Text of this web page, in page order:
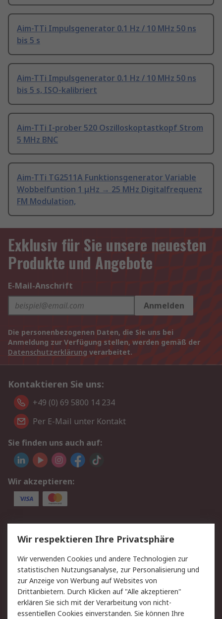
Aim-TTi Impulsgenerator 0.1 Hz / 10 MHz 50 ns
bis 5 s
Aim-TTi Impulsgenerator 0.1 Hz / 10 MHz 50 ns
bis 5 s, ISO-kalibriert
Aim-TTi I-prober 520 Oszilloskoptastkopf Strom
5 MHz BNC
Aim-TTi TG2511A Funktionsgenerator Variable
Wobbelfuntion 1 μHz → 25 MHz Digitalfrequenz
FM Modulation,
Exklusiv für Sie unsere neuesten
Produkte und Angebote
E-Mail-Anschrift
Anmelden
Die personenbezogenen Daten, die Sie uns bei
Anmeldung zur Verfügung stellen, werden gemäß der
Datenschutzerklärung verarbeitet.
Kontaktieren Sie uns:
+49 (0) 69 5800 14 234
Per E-Mail unter Kontakt
Sie finden uns auch auf:
Wir akzeptieren:
Service
Value Added Services
Lieferlösungen
Rücksendungen
Kontakt
Hilfe
Privatkunden
Rechtliches
Wir respektieren Ihre Privatsphäre
Wir verwenden Cookies und andere Technologien zur
statistischen Nutzungsanalyse, zur Personalisierung und
zur Anzeige von Werbung auf Websites von
Drittanbietern. Durch Klicken auf "Alle akzeptieren"
erklären Sie sich mit der Verarbeitung von nicht-
essentiellen Cookies einverstanden. Sie können Ihre